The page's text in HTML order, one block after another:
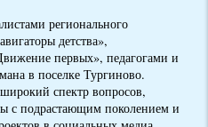
регионального
детства»,
первых», педагогами и
в поселке Тургиново.
спектр вопросов,
с подрастающим поколением и